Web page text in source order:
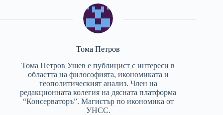
Тома Петров
Тома Петров Ушев е публицист с интереси в
областта на философията, икономиката и
геополитическият анализ. Член на
редакционната колегия на дясната платформа
“Консерваторъ”. Магистър по икономика от
УНСС.